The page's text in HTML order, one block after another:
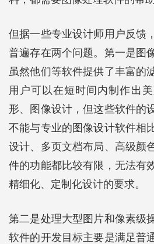
但据一些专业设计师用户反馈
普遍存在两个问题。第一是图
虽然他们等软件提供了丰富的
用户可以在短时间内制作出
形、图像设计，但这些软件的
不能与专业的图像设计软件相
设计、多页文档布局、高级颜
件的功能都比较有限，无法有
精细化、定制化设计的要求。
第二是处理大型图片和像素级
软件的开发目标主要是满足普